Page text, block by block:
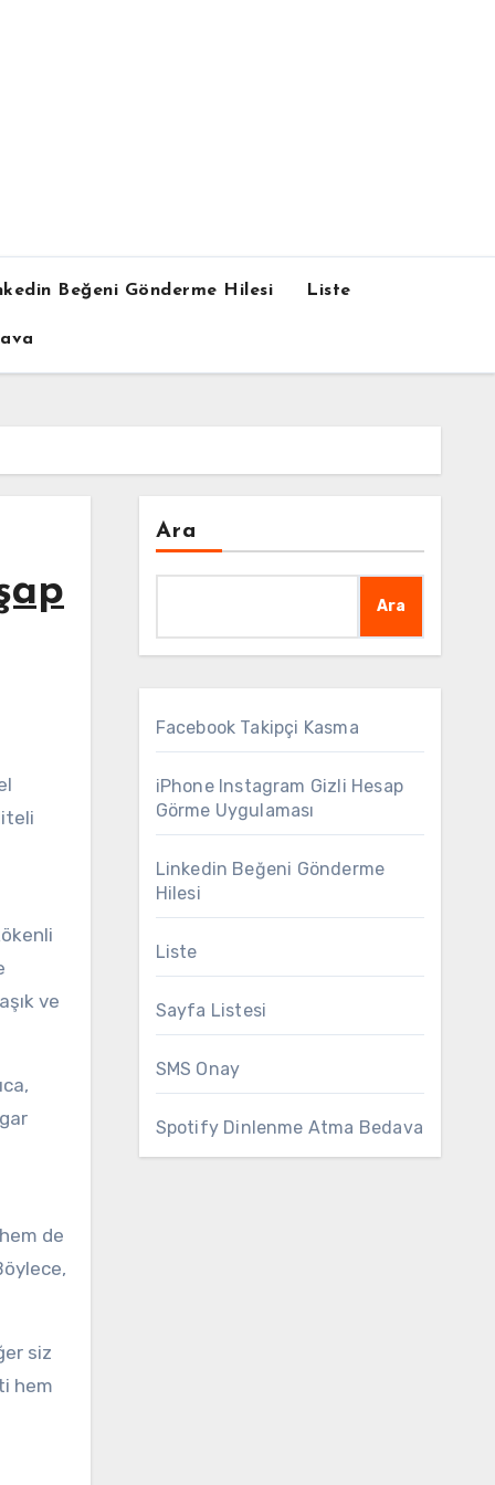
Beğeni Gönderme Hilesi Liste
ve
de
siz
hem
Ara
Ara
Facebook Takipçi Kasma
iPhone Instagram Gizli Hesap
Görme Uygulaması
Linkedin Beğeni Gönderme
Hilesi
Liste
Sayfa Listesi
SMS Onay
Spotify Dinlenme Atma Bedava